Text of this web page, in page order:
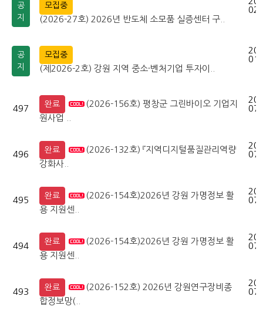
공
지
모집중
(2026-27호) 2026년 반도체 소모품 실증센터 구..
공
지
모집중
(제2026-2호) 강원 지역 중소·벤처기업 투자이..
497 완료
(2026-156호) 평창군 그린바이오 기업지
원사업 ..
496 완료
(2026-132호) 『지역디지털품질관리역량
강화사..
495 완료
(2026-154호)2026년 강원 가명정보 활
용 지원센..
494 완료
(2026-154호)2026년 강원 가명정보 활
용 지원센..
493 완료
(2026-152호) 2026년 강원연구장비종
합정보망(..